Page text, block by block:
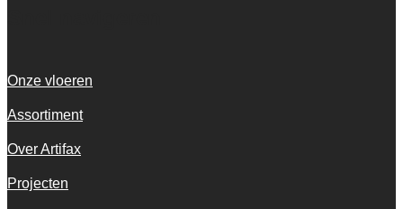
Onze vloeren
Assortiment
Over Artifax
Projecten